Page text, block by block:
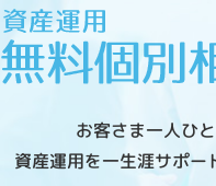
お客さま一人ひ
資産運用を一生涯サポー